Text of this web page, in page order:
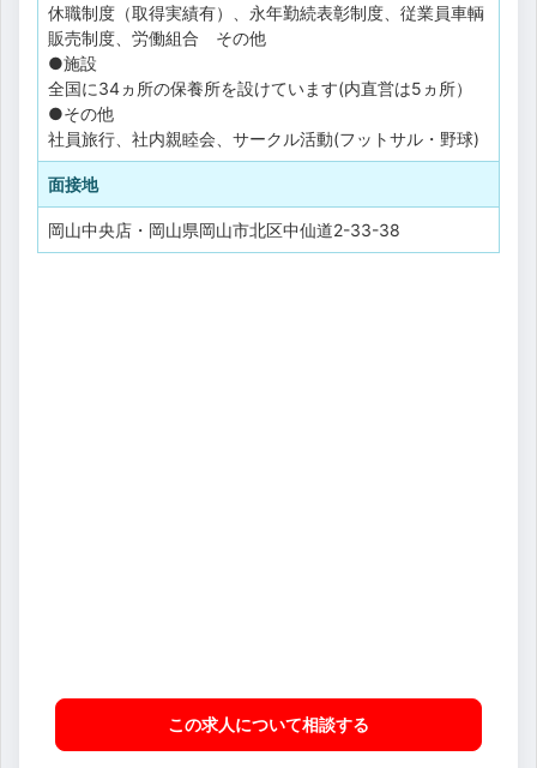
休職制度（取得実績有）、永年勤続表彰制度、従業員車輌
販売制度、労働組合 その他
●施設
全国に34ヵ所の保養所を設けています(内直営は5ヵ所）
●その他
社員旅行、社内親睦会、サークル活動(フットサル・野球)
面接地
岡山中央店・岡山県岡山市北区中仙道2-33-38
この求人について相談する